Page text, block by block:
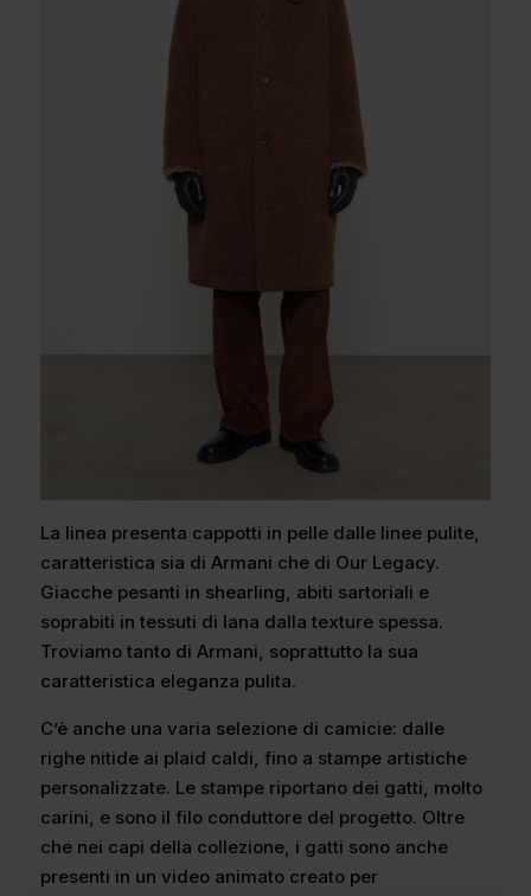
La linea presenta cappotti in pelle dalle linee pulite,
caratteristica sia di Armani che di Our Legacy.
Giacche pesanti in shearling, abiti sartoriali e
soprabiti in tessuti di lana dalla texture spessa.
Troviamo tanto di Armani, soprattutto la sua
caratteristica eleganza pulita.
C’è anche una varia selezione di camicie: dalle
righe nitide ai plaid caldi, fino a stampe artistiche
personalizzate. Le stampe riportano dei gatti, molto
carini, e sono il filo conduttore del progetto. Oltre
che nei capi della collezione, i gatti sono anche
presenti in un video animato creato per